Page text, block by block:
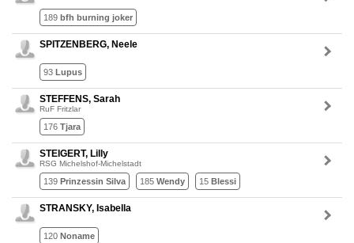
189 bfh burning joker
SPITZENBERG, Neele
93 Lupus
STEFFENS, Sarah
RuF Fritzlar
176 Tjara
STEIGERT, Lilly
RSG Michelshof-Michelstadt
139 Prinzessin Silva 185 Wendy 15 Blessi
STRANSKY, Isabella
120 Noname